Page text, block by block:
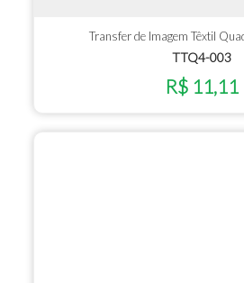
Transfer de Imagem Têxtil
TTQ4-003
R$ 11,11